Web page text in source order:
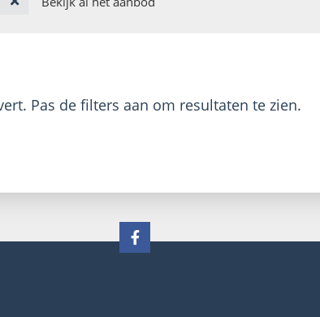
Pas de filters aan om resultaten te zien.